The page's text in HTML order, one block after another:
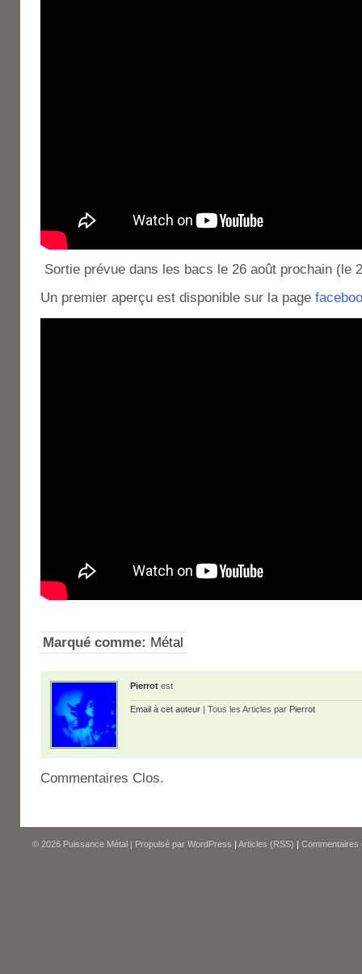
Sortie prévue dans les bacs le 26 août prochain (le
Un premier aperçu est disponible sur la page
Marqué comme: Métal
Pierrot est
Email à cet auteur | Tous les Articles par Pierrot
Commentaires Clos.
© 2026 Puissance Métal | Propulsé par WordPress | Articles (RSS) | Commentaires